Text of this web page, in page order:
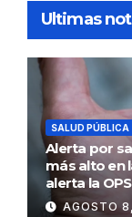
Ultimas
SALUD PÚBLICA
Alerta por
más alto en
alerta la OPS
AGOSTO